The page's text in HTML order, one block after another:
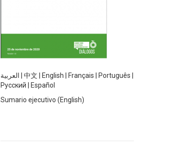
العربية 中文 English Français Português
Русский
Español
Sumario ejecutivo (English)